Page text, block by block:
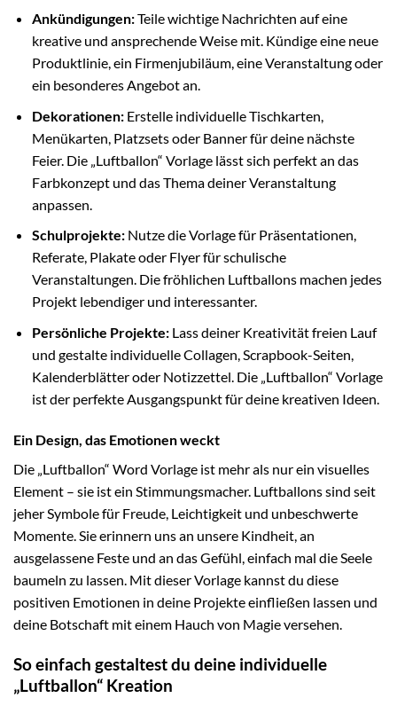
Ankündigungen:Teile wichtige Nachrichten auf eine
kreative und ansprechende Weise mit. Kündige eine neue
Produktlinie, ein Firmenjubiläum, eine Veranstaltung oder
ein besonderes Angebot an.
Dekorationen:Erstelle individuelle Tischkarten,
Menükarten, Platzsets oder Banner für deine nächste
Feier. Die „Luftballon“ Vorlage lässt sich perfekt an das
Farbkonzept und das Thema deiner Veranstaltung
anpassen.
Schulprojekte:Nutze die Vorlage für Präsentationen,
Referate, Plakate oder Flyer für schulische
Veranstaltungen. Die fröhlichen Luftballons machen jedes
Projekt lebendiger und interessanter.
Persönliche Projekte:Lass deiner Kreativität freien Lauf
und gestalte individuelle Collagen, Scrapbook-Seiten,
Kalenderblätter oder Notizzettel. Die „Luftballon“ Vorlage
ist der perfekte Ausgangspunkt für deine kreativen Ideen.
Ein Design, das Emotionen weckt
Die „Luftballon“ Word Vorlage ist mehr als nur ein visuelles
Element – sie ist ein Stimmungsmacher. Luftballons sind seit
jeher Symbole für Freude, Leichtigkeit und unbeschwerte
Momente. Sie erinnern uns an unsere Kindheit, an
ausgelassene Feste und an das Gefühl, einfach mal die Seele
baumeln zu lassen. Mit dieser Vorlage kannst du diese
positiven Emotionen in deine Projekte einfließen lassen und
deine Botschaft mit einem Hauch von Magie versehen.
So einfach gestaltest du deine individuelle
„Luftballon“ Kreation